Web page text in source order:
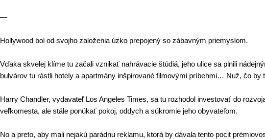
—
Hollywood bol od svojho založenia úzko prepojený so zábavným priemyslom.
Vďaka skvelej klíme tu začali vznikať nahrávacie štúdiá, jeho ulice sa plnili
bulvárov tu rástli hotely a apartmány inšpirované filmovými príbehmi… Nuž, čo
Harry Chandler, vydavateľ Los Angeles Times, sa tu rozhodol investovať do
veľkomesta, ale stále ponúkať pokoj, oddych a súkromie jeho obyvateľom.
No a preto, aby mali nejakú parádnu reklamu, ktorá by dávala tento pocit